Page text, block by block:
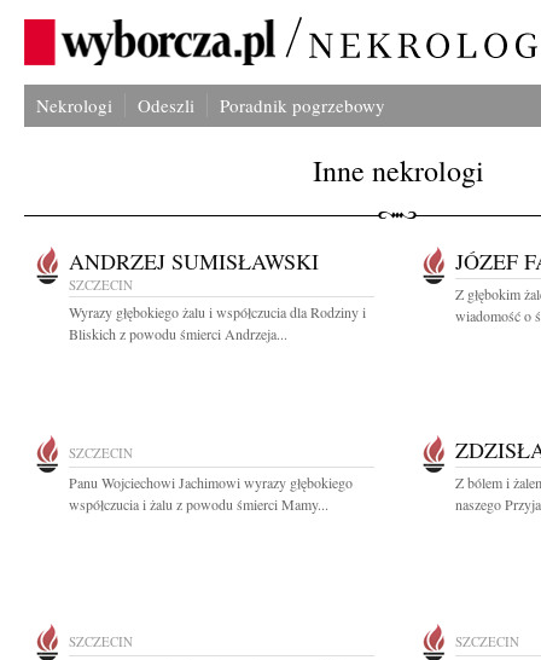
Nekrologi Odeszli Poradnik pogrzebowy
Inne nekrologi
ANDRZEJ SUMISŁAWSKI
SZCZECIN
Wyrazy głębokiego żalu i współczucia dla Rodziny i
Bliskich z powodu śmierci Andrzeja...
JÓZEF
Z głębokim
wiadomość o
SZCZECIN
Panu Wojciechowi Jachimowi wyrazy głębokiego
współczucia i żalu z powodu śmierci Mamy...
Z bólem i
naszego
SZCZECIN SZCZECIN